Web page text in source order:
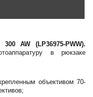
AW (LP36975-PWW).
в рюкзаке
объективом 70-